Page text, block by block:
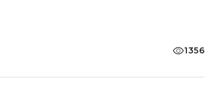
1356